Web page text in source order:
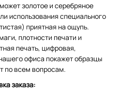
золотое и серебряное
использования специального
приятная на ощупь.
плотности печати и
печать, цифровая,
офиса покажет образцы
по всем вопросам.
заказа: